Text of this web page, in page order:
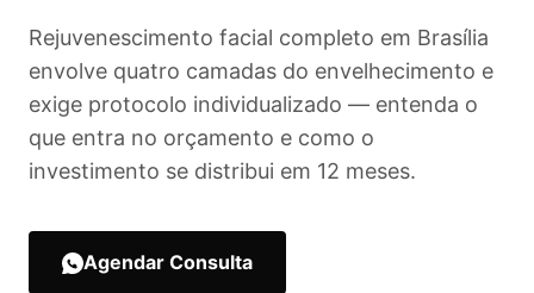
Rejuvenescimento facial completo em Brasília
envolve quatro camadas do envelhecimento e
exige protocolo individualizado — entenda o
que entra no orçamento e como o
investimento se distribui em 12 meses.
Agendar Consulta